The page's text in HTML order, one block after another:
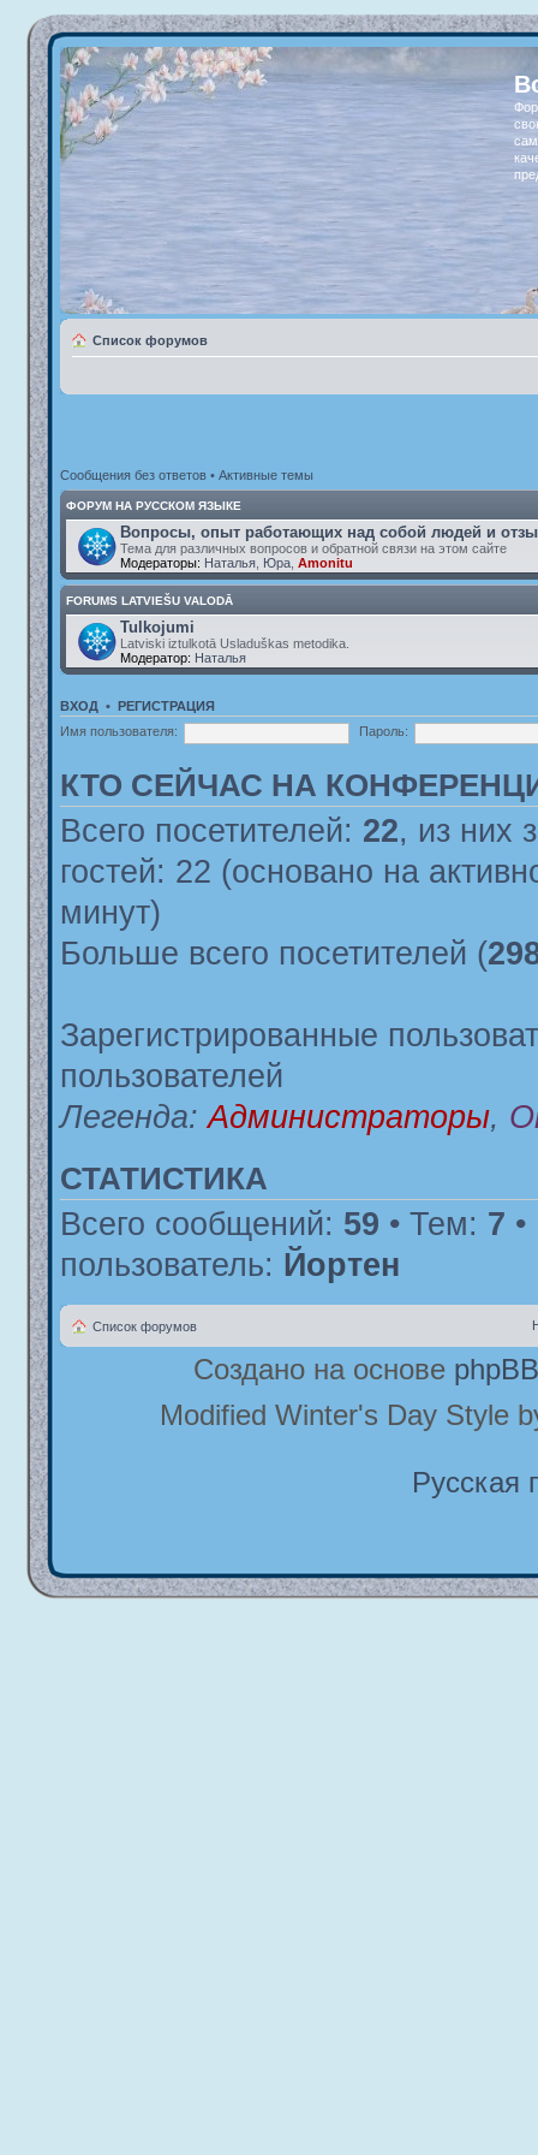
Список форумов
Сообщения без ответов• Активные темы
ФОРУМ НА РУССКОМ ЯЗЫКЕ
Вопросы, опыт работающих над собой людей и
Тема для различных вопросов и обратной связи на этом сайте
Модераторы: Наталья, Юра, Amonitu
FORUMS LATVIEŠU VALODĀ
Tulkojumi
Latviski iztulkotā Usladuškas metodika.
Модератор: Наталья
ВХОД• РЕГИСТРАЦИЯ
Имя пользователя:
Пароль:
КТО СЕЙЧАС НА
Всего посетителей: 22, из них
гостей: 22 (основано на
минут)
Больше всего посетителей (
Зарегистрированные
пользователей
Легенда:Администраторы,
СТАТИСТИКА
Всего сообщений: 59 • Тем: 7
пользователь: Йортен
Список форумов
Создано на основе phpBB
Modified Winter's Day Style
Русская